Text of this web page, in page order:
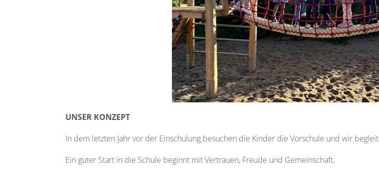
UNSER KONZEPT
In dem letzten Jahr vor der Einschulung besuchen die Kinder die Vorschule und wir
Ein guter Start in die Schule beginnt mit Vertrauen, Freude und Gemeinschaft.